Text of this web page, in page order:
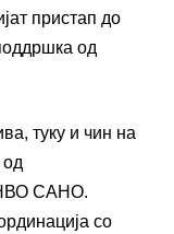
пристап до
од
туку и чин на
од
НВО САНО.
со